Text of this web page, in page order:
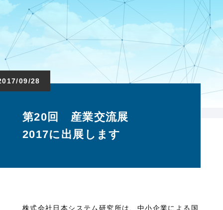
09/28
第20回 産業交流展
2017に出展します
株式会社日本システム研究所は、中小企業による国